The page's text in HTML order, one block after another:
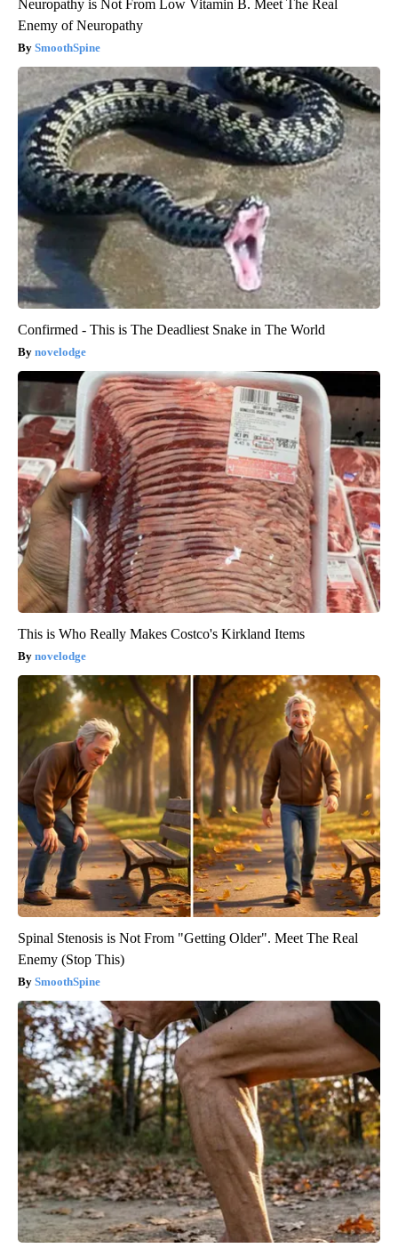
Neuropathy is Not From Low Vitamin B. Meet The Real
Enemy of Neuropathy
SmoothSpine
Confirmed - This is The Deadliest Snake in The World
novelodge
This is Who Really Makes Costco's Kirkland Items
novelodge
Spinal Stenosis is Not From "Getting Older". Meet The Real
Enemy (Stop This)
SmoothSpine